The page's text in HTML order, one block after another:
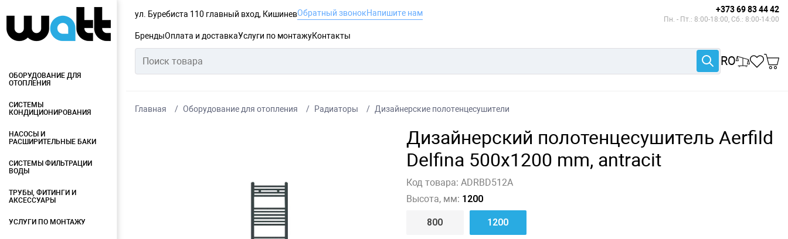
ул. Буребиста 110 главный вход, КишиневОбратный звонокНапишите нам +373 69 83 44 42
Пн. - Пт.: 8:00-18:00, Сб.: 8:00-14:00
БрендыОплата и доставкаУслуги по монтажуКонтакты
RO
ОБОРУДОВАНИЕ ДЛЯ
ОТОПЛЕНИЯ
СИСТЕМЫ
КОНДИЦИОНИРОВАНИЯ
НАСОСЫ И
РАСШИРИТЕЛЬНЫЕ БАКИ
СИСТЕМЫ ФИЛЬТРАЦИИ
ВОДЫ
ТРУБЫ, ФИТИНГИ И
АКСЕССУАРЫ
УСЛУГИ ПО МОНТАЖУ
Главная Оборудование для отопления Радиаторы Дизайнерские полотенцесушители
Дизайнерский полотенцесушитель Aerfild
Delfina 500x1200 mm, antracit
Код товара: ADRBD512A
Высота, мм: 1200
800 1200